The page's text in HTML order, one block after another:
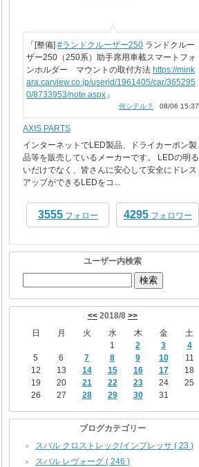
「[整備] #ランドクルーザー250 ランドクルー
ザー250（250系）助手席用車載スマートフォ
ンホルダー マウントの取付方法 https://mink
ara.carview.co.jp/userid/1961405/car/365295
0/8733953/note.aspx 」
何シテル？ 08/06 15:37
AXIS PARTS
インターネットでLED製品、ドライカーボン製
品等を販売しているメーカーです。 LEDの明る
いだけでなく、皆さんに安心して安全にドレス
アップができるLEDをコ...
3555フォロー 4295フォロワー
ユーザー内検索
<< 2018/8 >>
日
月 火 水 木 金
土
1
2 3
4
5
6 7 8 9 10
11
12
13 14 15 16 17
18
19
20 21 22 23 24
25
26
27 28 29 30 31
ブログカテゴリー
スバル クロストレック/インプレッサ ( 23 )
スバル レヴォーグ ( 246 )